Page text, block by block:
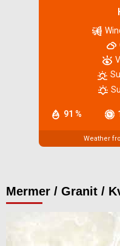
91 %
Weather
Mermer / Granit /